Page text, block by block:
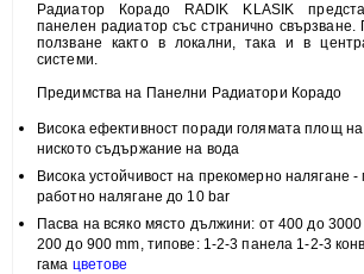
Радиатор Корадо RADIK KLASIK
панелен радиатор със странично свързване.
ползване както в локални, така и в
системи.
Предимства на Панелни Радиатори Корадо
Висока ефективност поради голямата площ
ниското съдържание на вода
Висока устойчивост на прекомерно налягане -
работно налягане до 10 bar
Пасва на всяко място дължини: от 400 до 3000
200 до 900 mm, типове:1-2-3 панела 1-2-3
гама цветове